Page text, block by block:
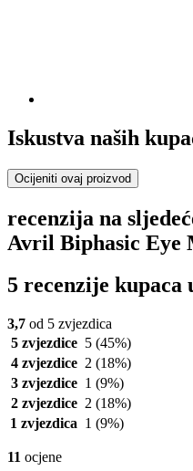
Iskustva naših
Ocijeniti ovaj proizvod
recenzija na
Avril Biphasic Eye
5 recenzije
3,7 od 5 zvjezdica
5 zvjezdice 5 (45%)
4 zvjezdice 2 (18%)
3 zvjezdice 1 (9%)
2 zvjezdice 2 (18%)
1 zvjezdica 1 (9%)
11 ocjene